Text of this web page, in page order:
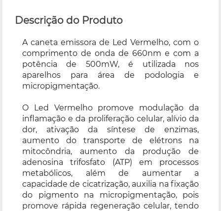
Descrição do Produto
A caneta emissora de Led Vermelho, com o
comprimento de onda de 660nm e com a
potência de 500mW, é utilizada nos
aparelhos para área de podologia e
micropigmentação.
O Led Vermelho promove modulação da
inflamação e da proliferação celular, alívio da
dor, ativação da síntese de enzimas,
aumento do transporte de elétrons na
mitocôndria, aumento da produção de
adenosina trifosfato (ATP) em processos
metabólicos, além de aumentar a
capacidade de cicatrização, auxilia na fixação
do pigmento na micropigmentação, pois
promove rápida regeneração celular, tendo